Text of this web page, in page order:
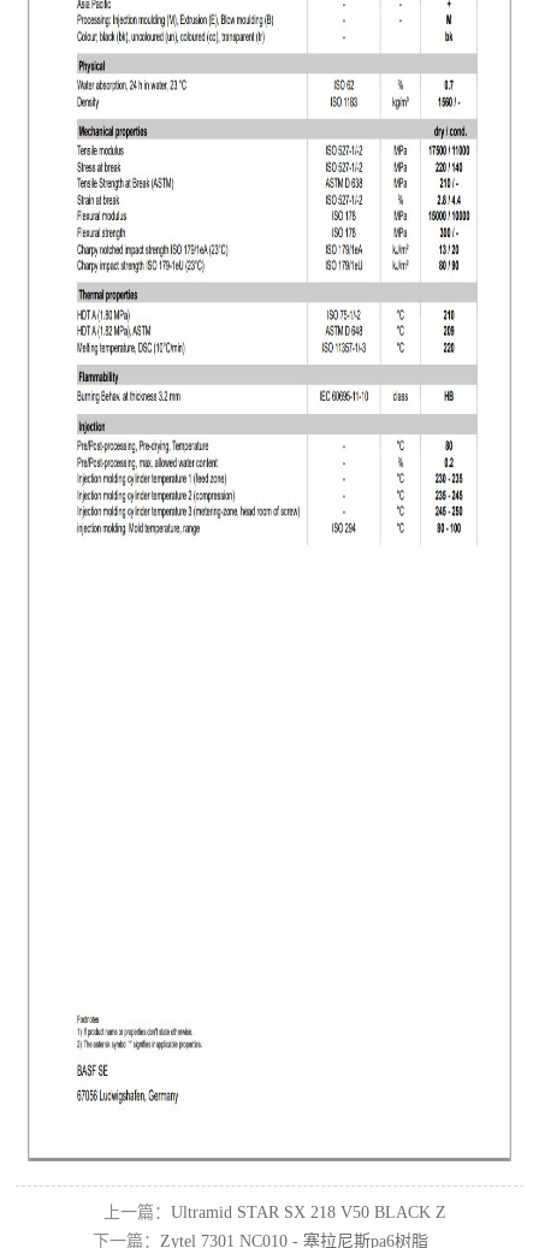
上一篇：Ultramid STAR SX 218 V50 BLACK Z
巴斯夫抗热老化和高强度PA6
下一篇： Zytel 7301 NC010 - 塞拉尼斯pa6树脂